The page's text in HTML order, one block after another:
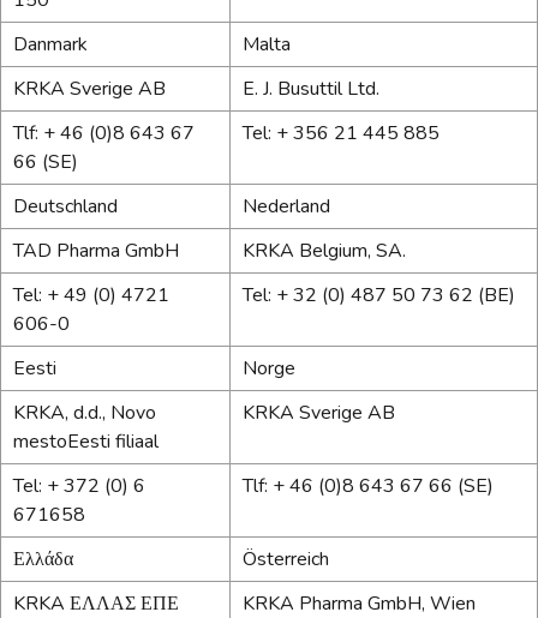
Danmark
Malta
KRKA Sverige AB
E. J. Busuttil Ltd.
Tlf: + 46 (0)8 643 67
66 (SE)
Tel: + 356 21 445 885
Deutschland
Nederland
TAD Pharma GmbH
KRKA Belgium, SA.
Tel: + 49 (0) 4721
606-0
Tel: + 32 (0) 487 50 73 62 (BE)
Eesti
Norge
KRKA, d.d., Novo
mestoEesti filiaal
KRKA Sverige AB
Tel: + 372 (0) 6
671658
Tlf: + 46 (0)8 643 67 66 (SE)
Ελλάδα
Österreich
KRKA ΕΛΛΑΣ ΕΠΕ
KRKA Pharma GmbH, Wien